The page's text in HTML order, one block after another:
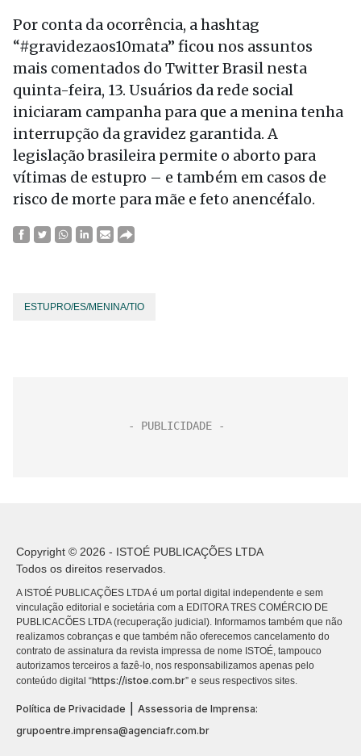
Por conta da ocorrência, a hashtag
“#gravidezaos10mata” ficou nos assuntos
mais comentados do Twitter Brasil nesta
quinta-feira, 13. Usuários da rede social
iniciaram campanha para que a menina tenha
interrupção da gravidez garantida. A
legislação brasileira permite o aborto para
vítimas de estupro – e também em casos de
risco de morte para mãe e feto anencéfalo.
ESTUPRO/ES/MENINA/TIO
Copyright © 2026 - ISTOÉ PUBLICAÇÕES LTDA
Todos os direitos reservados.
A ISTOÉ PUBLICAÇÕES LTDA é um portal digital independente e sem
vinculação editorial e societária com a EDITORA TRES COMÉRCIO DE
PUBLICACÕES LTDA (recuperação judicial). Informamos também que não
realizamos cobranças e que também não oferecemos cancelamento do
contrato de assinatura da revista impressa de nome ISTOÉ, tampouco
autorizamos terceiros a fazê-lo, nos responsabilizamos apenas pelo
conteúdo digital “https://istoe.com.br” e seus respectivos sites.
Política de Privacidade
Assessoria de Imprensa:
grupoentre.imprensa@agenciafr.com.br